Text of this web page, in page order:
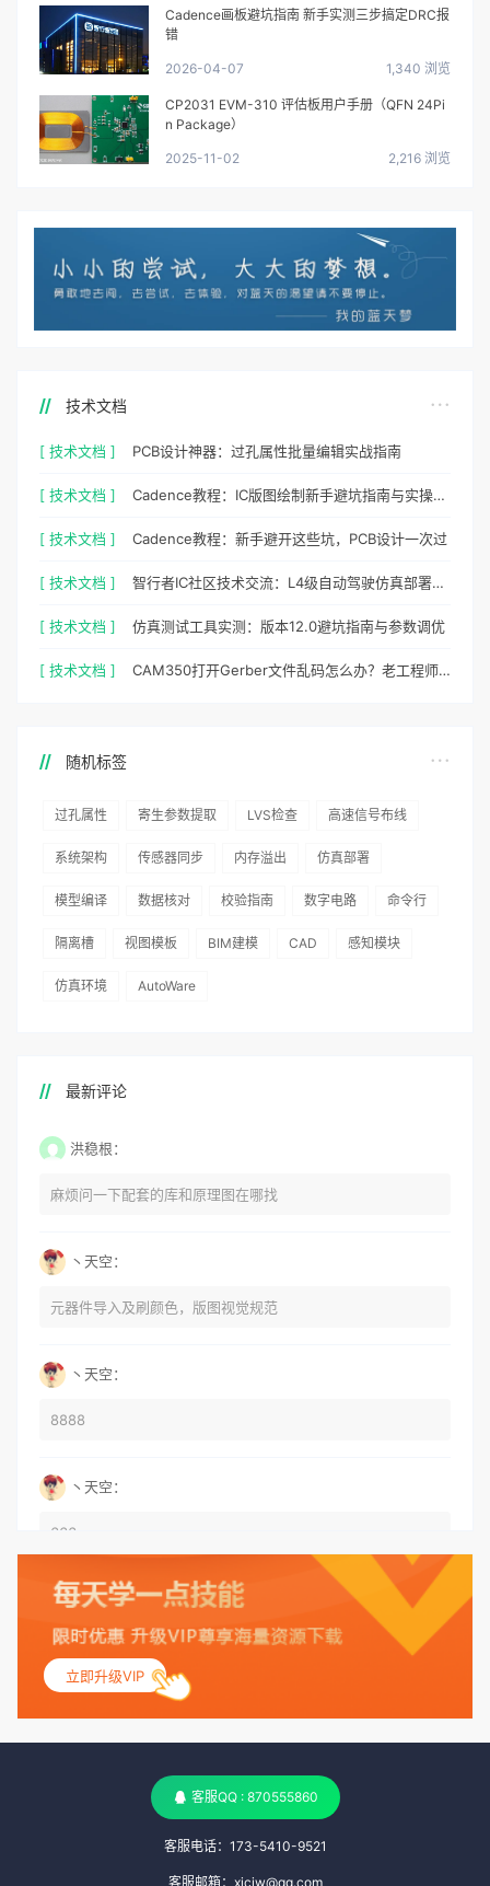
Cadence画板避坑指南 新手实测三步搞定DRC报
错
2026-04-07 1,340 浏览
CP2031 EVM-310 评估板用户手册（QFN 24Pi
n Package）
2025-11-02 2,216 浏览
技术文档
[ 技术文档 ] PCB设计神器：过孔属性批量编辑实战指南
[ 技术文档 ] Cadence教程：IC版图绘制新手避坑指南与实操细节
[ 技术文档 ] Cadence教程：新手避开这些坑，PCB设计一次过
[ 技术文档 ] 智行者IC社区技术交流：L4级自动驾驶仿真部署实操指南
[ 技术文档 ] 仿真测试工具实测：版本12.0避坑指南与参数调优
[ 技术文档 ] CAM350打开Gerber文件乱码怎么办？老工程师实测避坑指南
随机标签
过孔属性 寄生参数提取 LVS检查 高速信号布线
系统架构 传感器同步 内存溢出 仿真部署
模型编译 数据核对 校验指南 数字电路 命令行
隔离槽 视图模板 BIM建模 CAD 感知模块
仿真环境 AutoWare
最新评论
洪稳根：
麻烦问一下配套的库和原理图在哪找
丶天空：
元器件导入及刷颜色，版图视觉规范
丶天空：
8888
丶天空：
666
丶天空：
555
立即升级VIP
客服QQ : 870555860
客服电话：173-5410-9521
客服邮箱：xiciw@qq.com